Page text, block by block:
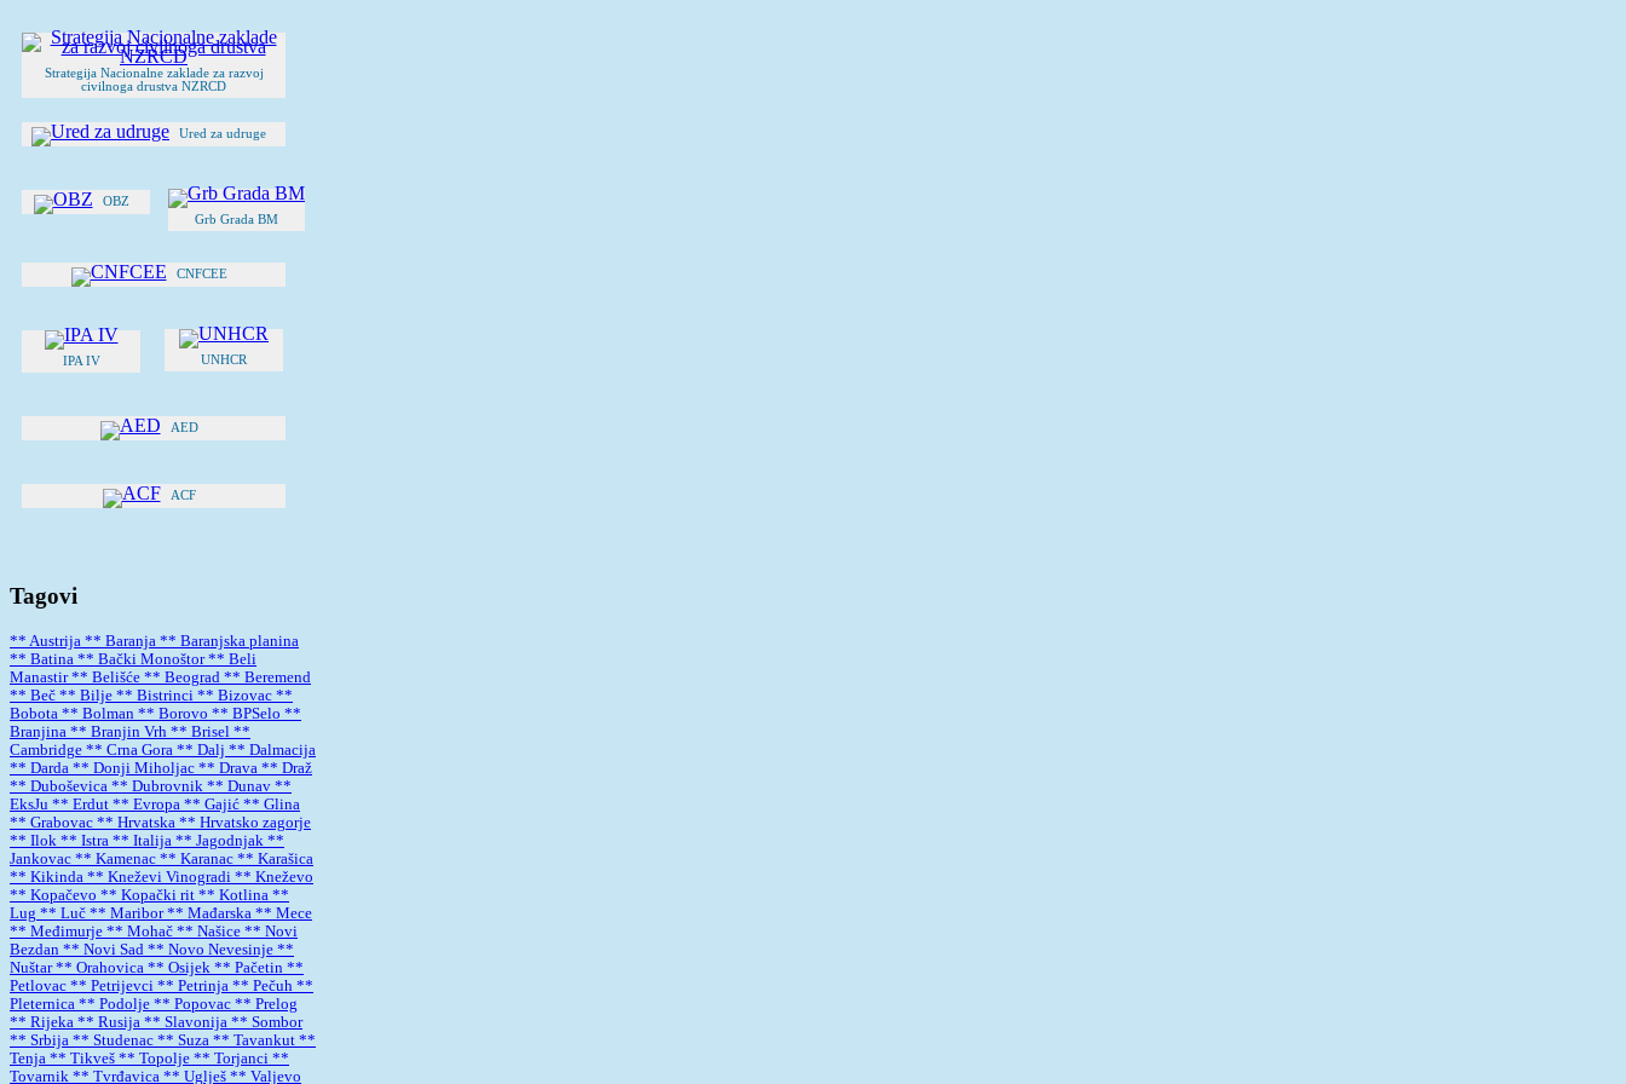
Strategija Nacionalne zaklade za razvoj
civilnoga drustva NZRCD
Ured za udruge
OBZ
Grb Grada BM
CNFCEE
IPA IV UNHCR
AED
ACF
Tagovi
** Austrija ** Baranja ** Baranjska planina
** Batina ** Bački Monoštor** Beli
Manastir** Belišće ** Beograd ** Beremend
** Beč ** Bilje ** Bistrinci ** Bizovac **
Bobota ** Bolman ** Borovo ** BPSelo **
Branjina ** Branjin Vrh ** Brisel **
Cambridge ** Crna Gora ** Dalj ** Dalmacija
** Darda ** Donji Miholjac ** Drava ** Draž
** Duboševica ** Dubrovnik ** Dunav **
EksJu ** Erdut ** Evropa ** Gajić ** Glina
** Grabovac ** Hrvatska ** Hrvatsko zagorje
** Ilok ** Istra ** Italija ** Jagodnjak **
Jankovac ** Kamenac ** Karanac ** Karašica
** Kikinda ** Kneževi Vinogradi ** Kneževo
** Kopačevo ** Kopački rit ** Kotlina **
Lug ** Luč ** Maribor** Mađarska ** Mece
** Međimurje ** Mohač ** Našice ** Novi
Bezdan ** Novi Sad ** Novo Nevesinje **
Nuštar** Orahovica ** Osijek ** Pačetin **
Petlovac ** Petrijevci ** Petrinja ** Pečuh **
Pleternica ** Podolje ** Popovac ** Prelog
** Rijeka ** Rusija ** Slavonija ** Sombor
** Srbija ** Studenac ** Suza ** Tavankut **
Tenja ** Tikveš ** Topolje ** Torjanci **
Tovarnik ** Tvrđavica ** Uglješ ** Valjevo